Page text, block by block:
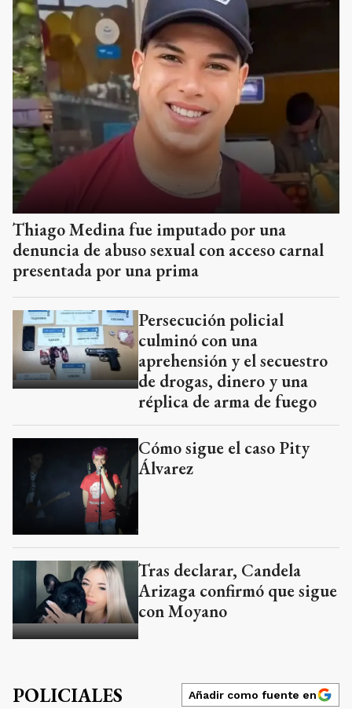
Thiago Medina fue imputado por una
denuncia de abuso sexual con acceso carnal
presentada por una prima
Persecución policial
culminó con una
aprehensión y el secuestro
de drogas, dinero y una
réplica de arma de fuego
Cómo sigue el caso Pity
Álvarez
Tras declarar, Candela
Arizaga confirmó que sigue
con Moyano
POLICIALES Añadir como fuente en